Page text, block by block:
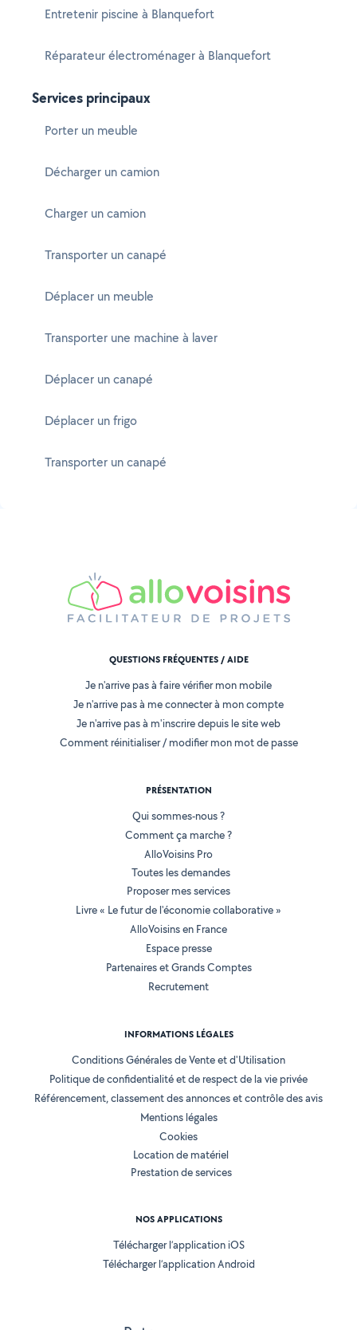
Entretenir piscine à Blanquefort
Réparateur électroménager à Blanquefort
Services principaux
Porter un meuble
Décharger un camion
Charger un camion
Transporter un canapé
Déplacer un meuble
Transporter une machine à laver
Déplacer un canapé
Déplacer un frigo
Transporter un canapé
QUESTIONS FRÉQUENTES / AIDE
Je n'arrive pas à faire vérifier mon mobile
Je n'arrive pas à me connecter à mon compte
Je n'arrive pas à m'inscrire depuis le site web
Comment réinitialiser / modifier mon mot de passe
PRÉSENTATION
Qui sommes-nous ?
Comment ça marche ?
AlloVoisins Pro
Toutes les demandes
Proposer mes services
Livre « Le futur de l'économie collaborative »
AlloVoisins en France
Espace presse
Partenaires et Grands Comptes
Recrutement
INFORMATIONS LÉGALES
Conditions Générales de Vente et d'Utilisation
Politique de confidentialité et de respect de la vie privée
Référencement, classement des annonces et contrôle des avis
Mentions légales
Cookies
Location de matériel
Prestation de services
NOS APPLICATIONS
Télécharger l’application iOS
Télécharger l’application Android